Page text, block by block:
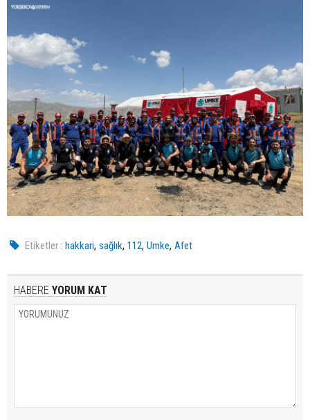
Etiketler : hakkari,sağlık,112,Umke,Afet
HABERE YORUM KAT